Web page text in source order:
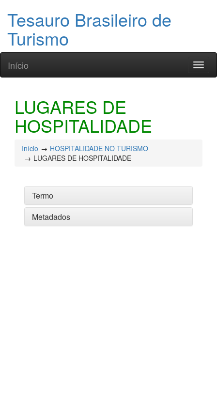
Tesauro Brasileiro de
Turismo
Início
LUGARES DE
HOSPITALIDADE
Início
HOSPITALIDADE NO TURISMO
LUGARES DE HOSPITALIDADE
Termo
Metadados